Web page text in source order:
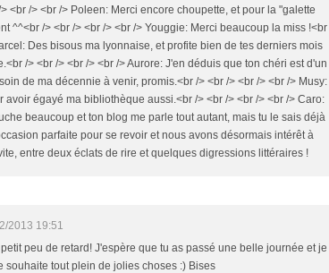
<br /> <br /> Poleen: Merci encore choupette, et pour la "galette
^^<br /> <br /> <br /> <br /> Youggie: Merci beaucoup la miss !<br
Des bisous ma lyonnaise, et profite bien de tes derniers mois
/> <br /> <br /> <br /> Aurore: J'en déduis que ton chéri est d'un
de ma décennie à venir, promis.<br /> <br /> <br /> <br /> Musy:
avoir égayé ma bibliothèque aussi.<br /> <br /> <br /> <br /> Caro:
beaucoup et ton blog me parle tout autant, mais tu le sais déjà
parfaite pour se revoir et nous avons désormais intérêt à
entre deux éclats de rire et quelques digressions littéraires !
2013 19:51
peu de retard! J'espère que tu as passé une belle journée et je
souhaite tout plein de jolies choses :) Bises